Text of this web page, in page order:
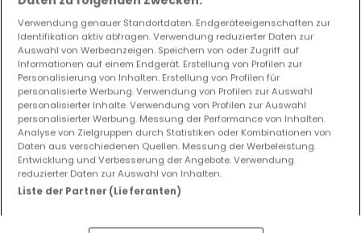
Haus 6 Zimmer zum Kauf inSaarburg(DE)
640.800 €
230 m² 6 4 2 1
Verwendung genauer Standortdaten. Endgeräteeigenschaften zur
Identifikation aktiv abfragen. Verwendung reduzierter Daten zur
Auswahl von Werbeanzeigen. Speichern von oder Zugriff auf
Informationen auf einem Endgerät. Erstellung von Profilen zur
Personalisierung von Inhalten. Erstellung von Profilen für
personalisierte Werbung. Verwendung von Profilen zur Auswahl
personalisierter Inhalte. Verwendung von Profilen zur Auswahl
personalisierter Werbung. Messung der Performance von Inhalten.
Analyse von Zielgruppen durch Statistiken oder Kombinationen von
Daten aus verschiedenen Quellen. Messung der Werbeleistung.
Entwicklung und Verbesserung der Angebote. Verwendung
reduzierter Daten zur Auswahl von Inhalten.
Liste der Partner (Lieferanten)